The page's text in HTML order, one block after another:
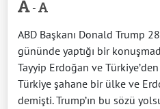
-
ABD Başkanı Donald Trump
gününde yaptığı bir
Tayyip Erdoğan ve
Türkiye şahane bir ülke ve
demişti. Trump’ın bu sözü